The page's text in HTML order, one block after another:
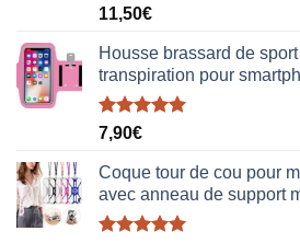
Note5.00
11,50€
Housse brassard de
transpiration pour
Note5.00
7,90€
Coque tour de cou pour
avec anneau de support